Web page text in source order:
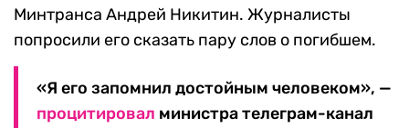
Минтранса Андрей Никитин. Журналисты
попросили его сказать пару слов о погибшем.
«Я его запомнил достойным человеком», —
процитировал министра телеграм-канал